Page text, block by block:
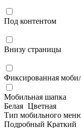
Под контентом
Внизу страницы
Фиксированная
Мобильная шапка
Белая Цветная
Тип мобильного
Подробный Краткий